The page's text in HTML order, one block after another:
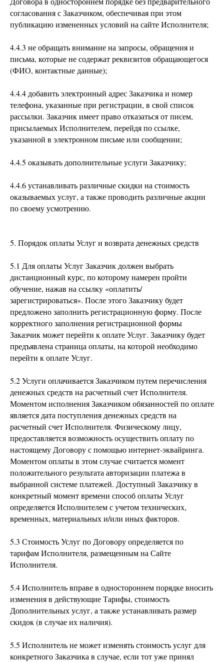
согласования с Заказчиком, обеспечивая при этом
публикацию измененных условий на сайте Исполнителя;
4.4.3 не обращать внимание на запросы, обращения и
письма, которые не содержат реквизитов обращающегося
(ФИО, контактные данные);
4.4.4 добавить электронный адрес Заказчика и номер
телефона, указанные при регистрации, в свой список
рассылки. Заказчик имеет право отказаться от писем,
присылаемых Исполнителем, перейдя по ссылке,
указанной в электронном письме или сообщении;
4.4.5 оказывать дополнительные услуги Заказчику;
4.4.6 устанавливать различные скидки на стоимость
оказываемых услуг, а также проводить различные акции
по своему усмотрению.
5. Порядок оплаты Услуг и возврата денежных средств
5.1 Для оплаты Услуг Заказчик должен выбрать
дистанционный курс, по которому намерен пройти
обучение, нажав на ссылку «оплатить/
зарегистрироваться». После этого Заказчику будет
предложено заполнить регистрационную форму. После
корректного заполнения регистрационной формы
Заказчик может перейти к оплате Услуг. Заказчику будет
предъявлена страница оплаты, на которой необходимо
перейти к оплате Услуг.
5.2 Услуги оплачивается Заказчиком путем перечисления
денежных средств на расчетный счет Исполнителя.
Моментом исполнения Заказчиком обязанностей по оплате
является дата поступления денежных средств на
расчетный счет Исполнителя. Физическому лицу,
предоставляется возможность осуществить оплату по
настоящему Договору с помощью интернет-эквайринга.
Моментом оплаты в этом случае считается момент
положительного результата авторизации платежа в
выбранной системе платежей. Доступный Заказчику в
конкретный момент времени способ оплаты Услуг
определяется Исполнителем с учетом технических,
временных, материальных и/или иных факторов.
5.3 Стоимость Услуг по Договору определяется по
тарифам Исполнителя, размещенным на Сайте
Исполнителя.
5.4 Исполнитель вправе в одностороннем порядке вносить
изменения в действующие Тарифы, стоимость
Дополнительных услуг, а также устанавливать размер
скидок (в случае их наличия).
5.5 Исполнитель не может изменять стоимость услуг для
конкретного Заказчика в случае, если тот уже принял